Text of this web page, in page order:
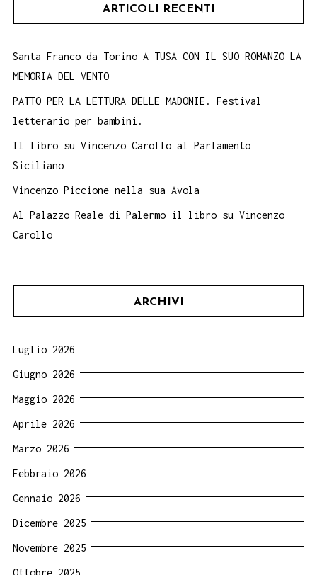
ARTICOLI RECENTI
Santa Franco da Torino A TUSA CON IL SUO ROMANZO LA
MEMORIA DEL VENTO
PATTO PER LA LETTURA DELLE MADONIE. Festival
letterario per bambini.
Il libro su Vincenzo Carollo al Parlamento
Siciliano
Vincenzo Piccione nella sua Avola
Al Palazzo Reale di Palermo il libro su Vincenzo
Carollo
ARCHIVI
Luglio 2026
Giugno 2026
Maggio 2026
Aprile 2026
Marzo 2026
Febbraio 2026
Gennaio 2026
Dicembre 2025
Novembre 2025
Ottobre 2025